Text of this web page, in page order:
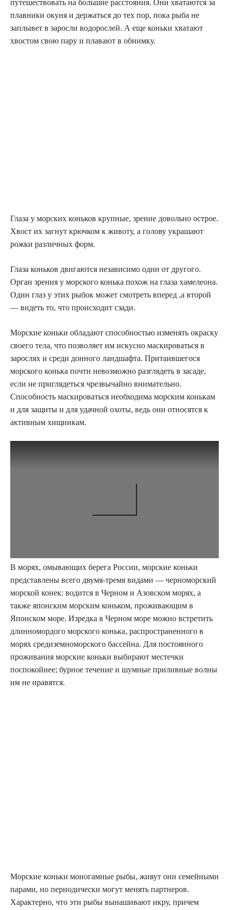
путешествовать на большие расстояния. Они хватаются за
плавники окуня и держаться до тех пор, пока рыба не
заплывет в заросли водорослей. А еще коньки хватают
хвостом свою пару и плавают в обнимку.
Глаза у морских коньков крупные, зрение довольно острое.
Хвост их загнут крючком к животу, а голову украшают
рожки различных форм.
Глаза коньков двигаются независимо один от другого.
Орган зрения у морского конька похож на глаза хамелеона.
Один глаз у этих рыбок может смотреть вперед ,а второй
— видеть то, что происходит сзади.
Морские коньки обладают способностью изменять окраску
своего тела, что позволяет им искусно маскироваться в
зарослях и среди донного ландшафта. Притаившегося
морского конька почти невозможно разглядеть в засаде,
если не приглядеться чрезвычайно внимательно.
Способность маскироваться необходима морским конькам
и для защиты и для удачной охоты, ведь они относятся к
активным хищникам.
В морях, омывающих берега России, морские коньки
представлены всего двумя-тремя видами — черноморский
морской конек: водится в Черном и Азовском морях, а
также японским морским коньком, проживающим в
Японском море. Изредка в Черном море можно встретить
длинномордого морского конька, распространенного в
морях средиземноморского бассейна. Для постоянного
проживания морские коньки выбирают местечки
поспокойнее; бурное течение и шумные приливные волны
им не нравятся.
Морские коньки моногамные рыбы, живут они семейными
парами, но периодически могут менять партнеров.
Характерно, что эти рыбы вынашивают икру, причем